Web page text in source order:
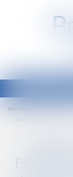
P
Vous êtes ici :
PERMIS